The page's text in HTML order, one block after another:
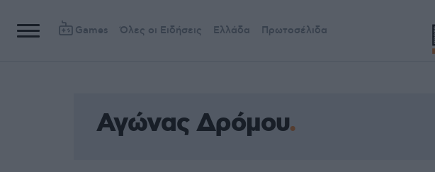
Games Όλες οι Ειδήσεις Ελλάδα Πρωτοσέλιδα
Αγώνας Δρόμου